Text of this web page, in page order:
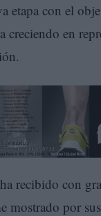
etapa con el
creciendo en
recibido con
mostrado por